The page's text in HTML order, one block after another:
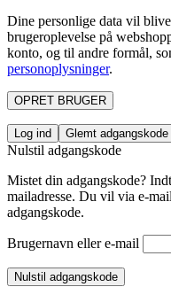
Dine personlige data vil
brugeroplevelse på
konto, og til andre formål,
personoplysninger.
OPRET BRUGER
Log ind Glemt adgangskode
Nulstil adgangskode
Mistet din adgangskode?
mailadresse. Du vil via e-
adgangskode.
Brugernavn eller e-mail
Nulstil adgangskode